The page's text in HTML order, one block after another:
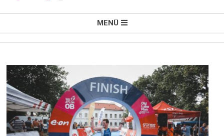
NŐI
VÁLTÓ
MENÜ